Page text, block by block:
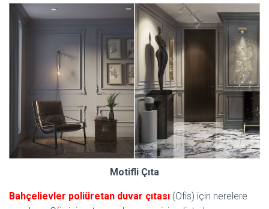
Motifli Çıta
Bahçelievler poliüretan duvar çıtası (Ofis) için nerelere